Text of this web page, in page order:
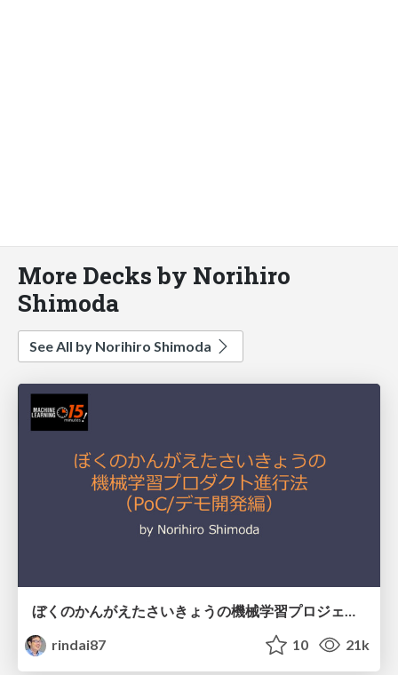
More Decks by Norihiro
Shimoda
See All by Norihiro Shimoda
ぼくのかんがえたさいきょうの機械学習プロジェクト進行法（PoC/デモ編）
rindai87
10 21k